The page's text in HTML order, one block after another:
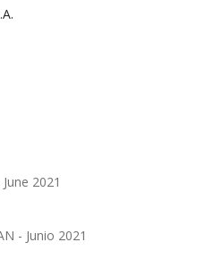
2021
- Junio 2021